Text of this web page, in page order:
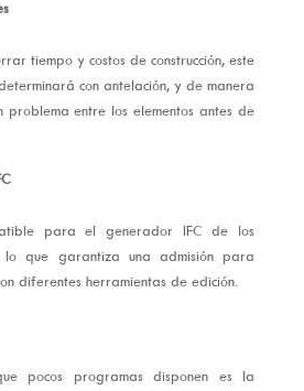
tiempo y costos de construcción, este
con antelación, y de manera
entre los elementos antes de
para el generador IFC de los
lo que garantiza una admisión para
diferentes herramientas de edición.
pocos programas disponen es la